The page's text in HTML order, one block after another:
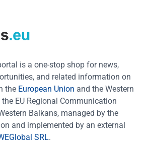
is a one-stop shop for news,
and related information on
the European Union and the Western
EU Regional Communication
Balkans, managed by the
and implemented by an external
SRL.